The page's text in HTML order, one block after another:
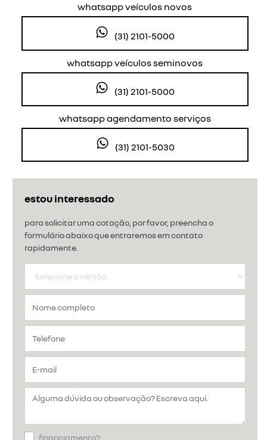
estou interessado
para solicitar uma cotação, por favor, preencha o
formulário abaixo que entraremos em contato
rapidamente.
financiamento?
whatsapp veículos novos
(31) 2101-5000
whatsapp veículos seminovos
(31) 2101-5000
whatsapp agendamento serviços
(31) 2101-5030